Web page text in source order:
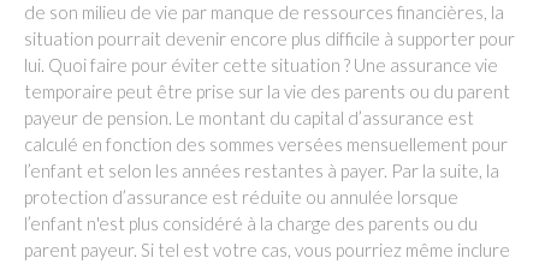
de son milieu de vie par manque de ressources financières, la
situation pourrait devenir encore plus difficile à supporter pour
lui. Quoi faire pour éviter cette situation ? Une assurance vie
temporaire peut être prise sur la vie des parents ou du parent
payeur de pension. Le montant du capital d’assurance est
calculé en fonction des sommes versées mensuellement pour
l’enfant et selon les années restantes à payer. Par la suite, la
protection d’assurance est réduite ou annulée lorsque
l’enfant n'est plus considéré à la charge des parents ou du
parent payeur. Si tel est votre cas, vous pourriez même inclure